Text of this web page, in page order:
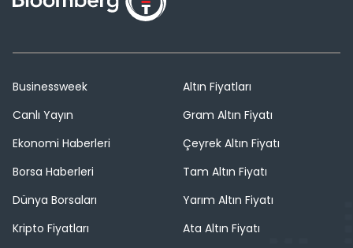
Businessweek
Canlı Yayın
Ekonomi Haberleri
Borsa Haberleri
Dünya Borsaları
Kripto Fiyatları
Altın Fiyatları
Gram Altın Fiyatı
Çeyrek Altın Fiyatı
Tam Altın Fiyatı
Yarım Altın Fiyatı
Ata Altın Fiyatı